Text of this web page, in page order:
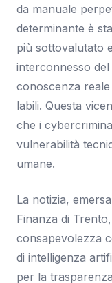
da manuale
determinante è
più sottovalutato
interconnesso
conoscenza
labili. Questa
che i
vulnerabilità
umane.
La notizia,
Finanza di
consapevolezza
di intelligenza
per la